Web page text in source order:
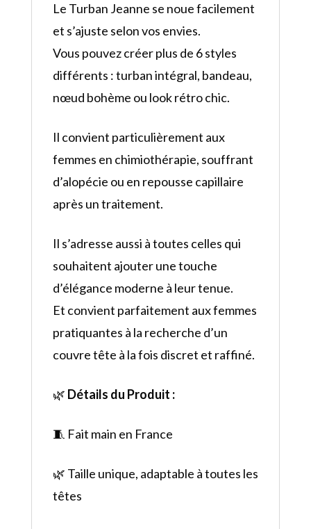
Le Turban Jeanne se noue facilement
et s’ajuste selon vos envies.
Vous pouvez créer plus de 6 styles
différents : turban intégral, bandeau,
nœud bohème ou look rétro chic.
Il convient particulièrement aux
femmes en chimiothérapie, souffrant
d’alopécie ou en repousse capillaire
après un traitement.
Il s’adresse aussi à toutes celles qui
souhaitent ajouter une touche
d’élégance moderne à leur tenue.
Et convient parfaitement aux femmes
pratiquantes à la recherche d’un
couvre tête à la fois discret et raffiné.
🌿 Détails du Produit :
🧵 Fait main en France
🌿 Taille unique, adaptable à toutes les
têtes